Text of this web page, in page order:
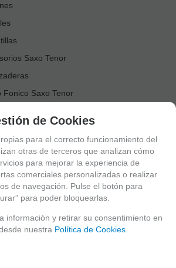
Saxo Tenor
Fonico Saxo Tenor
Saxo Tenor
Guardacañas
de Cookies
para el correcto funcionamiento del
otras de terceros que analizan cómo
para mejorar la experiencia de
comerciales personalizadas o realizar
de navegación. Pulse el botón para
para poder bloquearlas.
información y retirar su consentimiento en
nuestra Política de Cookies.